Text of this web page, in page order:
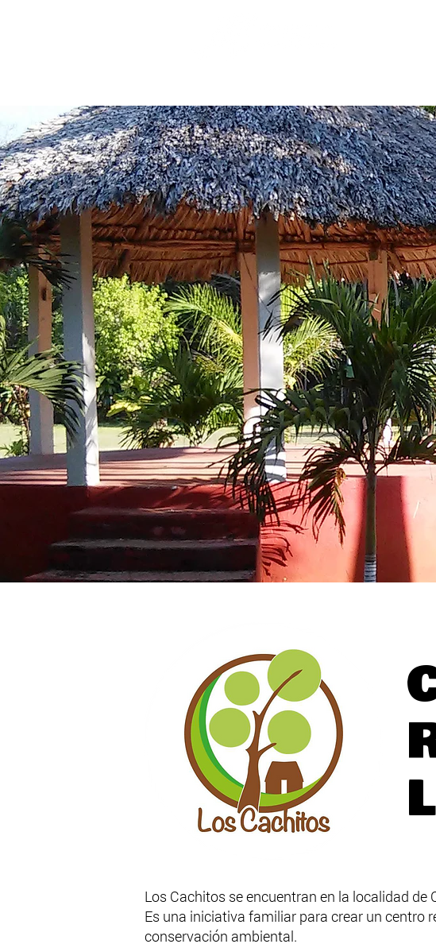
Los Cachitos se encuentran en la localidad
Es una iniciativa familiar para crear un centro
conservación ambiental.